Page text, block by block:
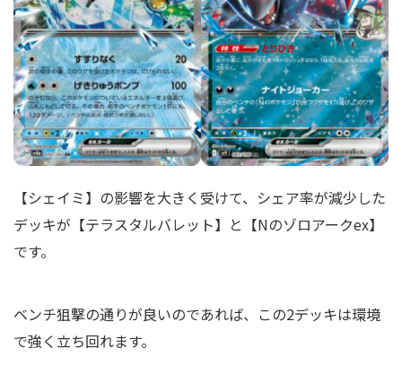
【シェイミ】の影響を大きく受けて、シェア率が減少した
デッキが【テラスタルバレット】と【Nのゾロアークex】
です。
ベンチ狙撃の通りが良いのであれば、この2デッキは環境
で強く立ち回れます。